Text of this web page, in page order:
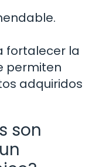
fortalecer la
permiten
adquiridos
son